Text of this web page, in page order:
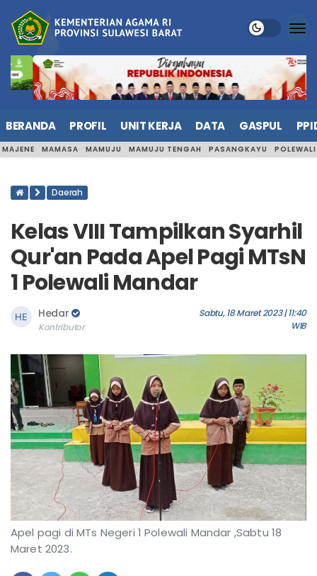
BERANDA PROFIL UNIT KERJA DATA GASPUL
MAJENE MAMASA MAMUJU MAMUJU TENGAH PASANGKAYU
Daerah
Kelas VIII Tampilkan Syarhil
Qur'an Pada Apel Pagi MTsN
1 Polewali Mandar
Hedar
Kontributor
Sabtu, 18 Maret 2023 | 11:40
WIB
Apel pagi di MTs Negeri 1 Polewali Mandar ,Sabtu 18
Maret 2023.